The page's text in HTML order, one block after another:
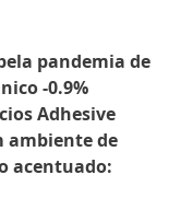
pandemia de
-0.9%
Adhesive
ambiente de
acentuado: